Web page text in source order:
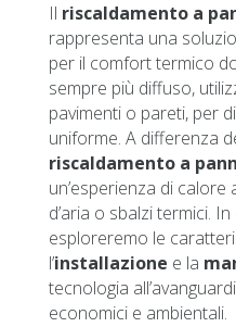
Il riscaldamento a
rappresenta una
per il comfort termico
sempre più diffuso,
pavimenti o pareti, per
uniforme. A differenza
riscaldamento a
un’esperienza di
d’aria o sbalzi termici.
esploreremo le
l’installazione e la
tecnologia
economici e ambientali.